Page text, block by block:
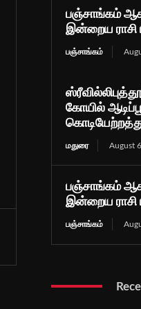
பஞ்சாங்கம்
இன்றைய
பஞ்சாங்கம்
கோயில்
மதுரை August
பஞ்சாங்கம்
இன்றைய
பஞ்சாங்கம்